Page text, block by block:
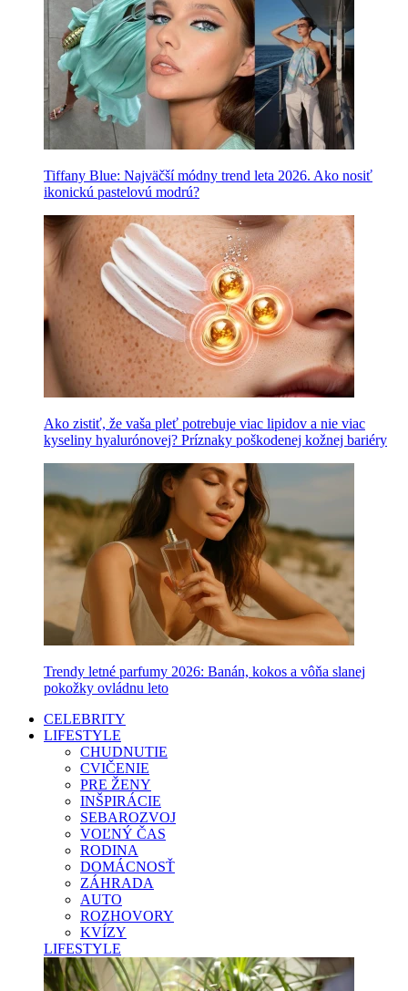
Tiffany Blue: Najväčší módny trend leta 2026. Ako nosiť
ikonickú pastelovú modrú?
Ako zistiť, že vaša pleť potrebuje viac lipidov a nie viac
kyseliny hyalurónovej? Príznaky poškodenej kožnej bariéry
Trendy letné parfumy 2026: Banán, kokos a vôňa slanej
pokožky ovládnu leto
CELEBRITY
LIFESTYLE
CHUDNUTIE
CVIČENIE
PRE ŽENY
INŠPIRÁCIE
SEBAROZVOJ
VOĽNÝ ČAS
RODINA
DOMÁCNOSŤ
ZÁHRADA
AUTO
ROZHOVORY
KVÍZY
LIFESTYLE